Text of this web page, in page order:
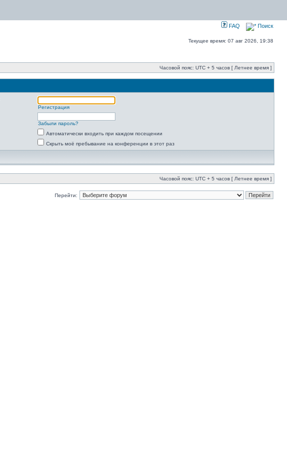
FAQ Поиск
Текущее время: 07 авг 2026, 19:38
Часовой пояс: UTC + 5 часов [ Летнее время ]
Регистрация
Забыли пароль?
Автоматически входить при каждом посещении
Скрыть моё пребывание на конференции в этот раз
Часовой пояс: UTC + 5 часов [ Летнее время ]
Перейти: